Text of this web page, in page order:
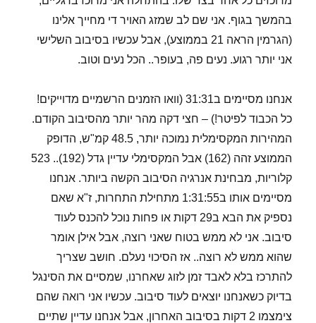
בהמשך בגוף. אני שם לב שמזג האויר די מחייך אלינו
(הגרמין הראה 21 בממוצע), אבל עכשיו בסיבוב השלישי
אני יותר רגוע. נעים פה, בעופר.. הכל נעים וטוב.
אנחנו מסיימים ב31:31 (וואו הזמנים הרשמיים מדוייקים!
כל הכבוד לפיטר!) – חצי דקה מהר יותר מהסיבוב הקודם.
המהירות המקסימלית נמוכה יותר, 48.5 קמ"ש, הדופק
הממוצע זהה (162) אבל המקסימלי עדיין גדל (192).. 523
קלוריות, מבחינת אנרגיה הסיבוב הקשה ביותר. אנחנו
מסיימים אותו ב1:31:55 מתחילת התחרות, ז"א שאם
נספיק את הבא ב29 דקות או פחות נוכל להכנס לעוד
סיבוב. אני לא ממש בטוח שאני רוצה, אבל אילן אומר
שהוא ממש לא רוצה.. אז הסיכוי נעלם. חושב שצריך
להתרכז בלא לאבד זמן לזוג שאחרנו, שמסיים את הסינגל
בדיוק כשאנחנו יוצאים לעוד סיבוב. עכשיו אני רואה שהם
צימצמו 2 דקות בסיבוב האחרון, אבל אנחנו עדיין שתיים